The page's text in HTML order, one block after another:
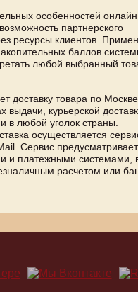
особенностей
партнерского
ресурсы клиентов.
баллов
любой выбранный
доставку товара по
выдачи, курьерской
в любой уголок страны.
осуществляется
Сервис
и платежными системами,
расчетом или